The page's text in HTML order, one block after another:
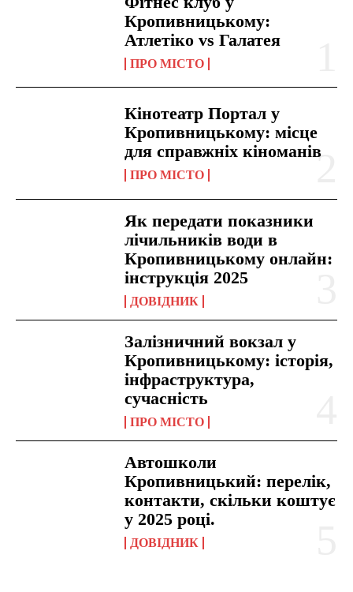
Кропивницькому:
Атлетіко vs Галатея
ПРО МІСТО
Кінотеатр Портал у
Кропивницькому: місце
для справжніх кіноманів
ПРО МІСТО
Як передати показники
лічильників води в
Кропивницькому онлайн:
інструкція 2025
ДОВІДНИК
Залізничний вокзал у
Кропивницькому: історія,
інфраструктура,
сучасність
ПРО МІСТО
Автошколи
Кропивницький: перелік,
контакти, скільки коштує
у 2025 році.
ДОВІДНИК